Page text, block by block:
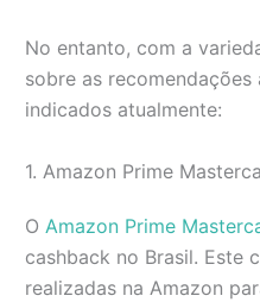
No entanto, com a
sobre as
indicados atualmente:
1. Amazon Prime
O Amazon Prime
cashback no Brasil. Este
realizadas na Amazon